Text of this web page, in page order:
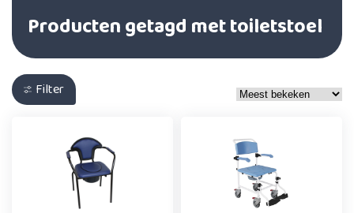
Producten getagd met toiletstoel
Filter